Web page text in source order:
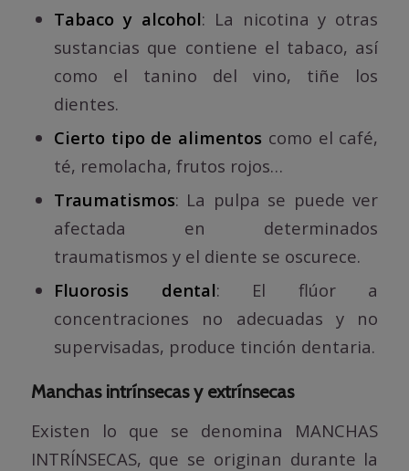
Tabaco y alcohol: La nicotina y otras
sustancias que contiene el tabaco, así
como el tanino del vino, tiñe los
dientes.
Cierto tipo de alimentos como el café,
té, remolacha, frutos rojos…
Traumatismos: La pulpa se puede ver
afectada en determinados
traumatismos y el diente se oscurece.
Fluorosis dental: El flúor a
concentraciones no adecuadas y no
supervisadas, produce tinción dentaria.
Manchas intrínsecas y extrínsecas
Existen lo que se denomina MANCHAS
INTRÍNSECAS, que se originan durante la